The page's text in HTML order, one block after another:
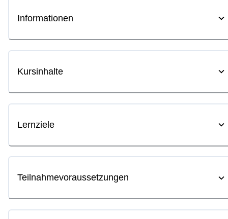
Informationen
Kursinhalte
Lernziele
Teilnahmevoraussetzungen